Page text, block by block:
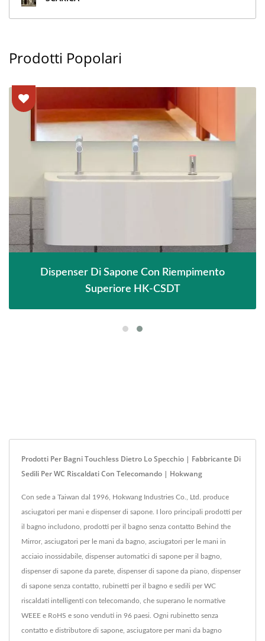
Prodotti Popolari
Dispenser Di Sapone Con Riempimento
Superiore HK-CSDT
Prodotti Per Bagni Touchless Dietro Lo Specchio | Fabbricante Di
Sedili Per WC Riscaldati Con Telecomando | Hokwang
Con sede a Taiwan dal 1996, Hokwang Industries Co., Ltd. produce
asciugatori per mani e dispenser di sapone. I loro principali prodotti per
il bagno includono, prodotti per il bagno senza contatto Behind the
Mirror, asciugatori per le mani da bagno, asciugatori per le mani in
acciaio inossidabile, dispenser automatici di sapone per il bagno,
dispenser di sapone da parete, dispenser di sapone da piano, dispenser
di sapone senza contatto, rubinetti per il bagno e sedili per WC
riscaldati intelligenti con telecomando, che superano le normative
WEEE e RoHS e sono venduti in 96 paesi. Ogni rubinetto senza
contatto e distributore di sapone, asciugatore per mani da bagno